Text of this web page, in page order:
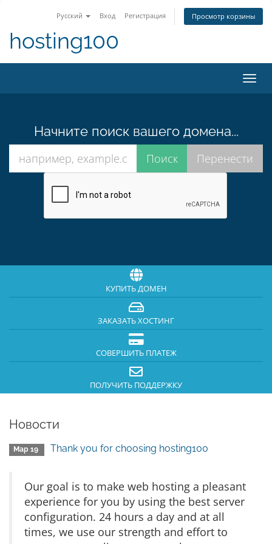
Русский Вход Регистрация Просмотр корзины
hosting100
Начните поиск вашего домена...
КУПИТЬ ДОМЕН
ЗАКАЗАТЬ ХОСТИНГ
СОВЕРШИТЬ ПЛАТЕЖ
ПОЛУЧИТЬ ПОДДЕРЖКУ
Новости
Мар 19 Thank you for choosing hosting100
Our goal is to make web hosting a pleasant
experience for you by using the best server
configuration. 24 hours a day and at all
times, we use our strength and effort to